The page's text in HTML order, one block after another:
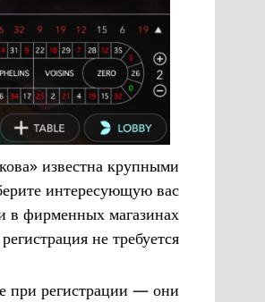
известна крупными
интересующую вас
в фирменных магазинах
не требуется.
при регистрации — они